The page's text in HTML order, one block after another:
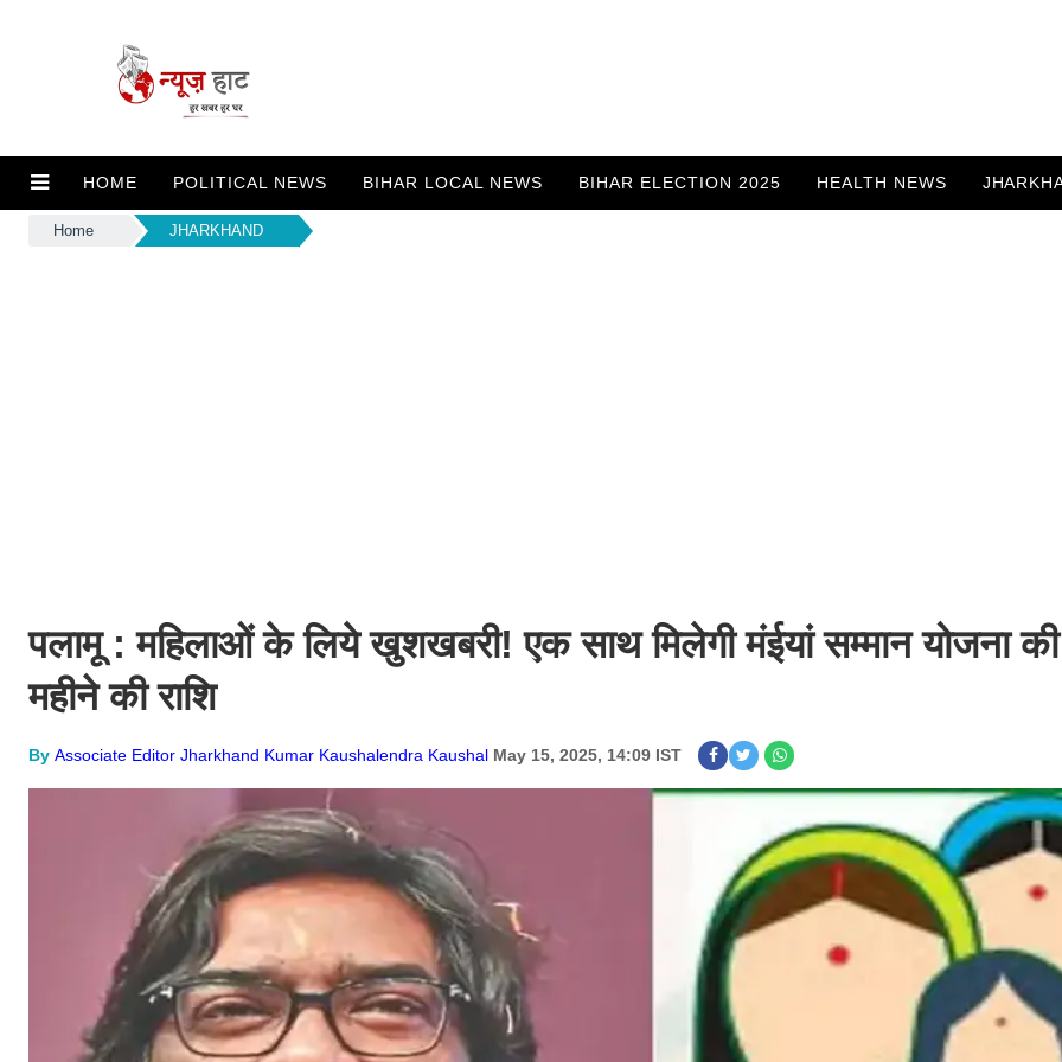
HOME POLITICAL NEWS BIHAR LOCAL NEWS BIHAR ELECTION 2025 HEALTH NEWS
Home JHARKHAND
पलामू : महिलाओं के लिये खुशखबरी! एक साथ मिलेगी मंईयां सम्मान योजना की
महीने की राशि
By Associate Editor Jharkhand Kumar Kaushalendra Kaushal May 15, 2025, 14:09 IST